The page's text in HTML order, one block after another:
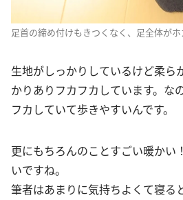
足首の締め付けもきつくなく、足全体がホ
生地がしっかりしているけど柔ら
かりありフカフカしています。な
フカしていて歩きやすいんです。
更にもちろんのことすごい暖かい
いですね。
筆者はあまりに気持ちよくて寝る